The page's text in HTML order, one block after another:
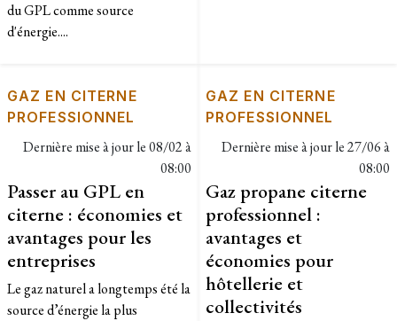
du GPL comme source
d'énergie....
GAZ EN CITERNE
PROFESSIONNEL
Dernière mise à jour le08/02 à
08:00
Passer au GPL en
citerne : économies et
avantages pour les
entreprises
Le gaz naturel a longtemps été la
source d’énergie la plus
GAZ EN CITERNE
PROFESSIONNEL
Dernière mise à jour le27/06 à
08:00
Gaz propane citerne
professionnel :
avantages et
économies pour
hôtellerie et
collectivités